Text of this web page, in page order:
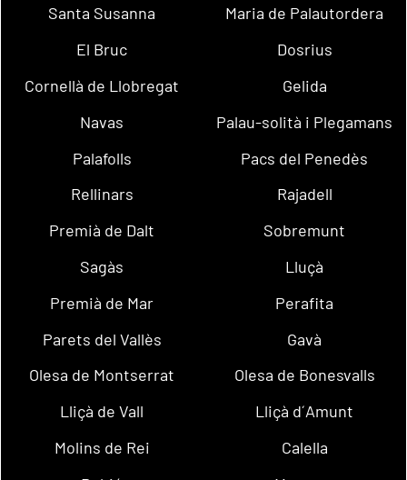
Santa Susanna
Maria de Palautordera
El Bruc
Dosrius
Cornellà de Llobregat
Gelida
Navas
Palau-solità i Plegamans
Palafolls
Pacs del Penedès
Rellinars
Rajadell
Premià de Dalt
Sobremunt
Sagàs
Lluçà
Premià de Mar
Perafita
Parets del Vallès
Gavà
Olesa de Montserrat
Olesa de Bonesvalls
Lliçà de Vall
Lliçà d´Amunt
Molins de Rei
Calella